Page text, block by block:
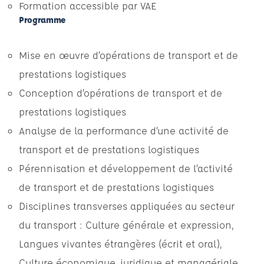
Formation accessible par VAE
Programme
Mise en œuvre d’opérations de transport et de
prestations logistiques
Conception d’opérations de transport et de
prestations logistiques
Analyse de la performance d’une activité de
transport et de prestations logistiques
Pérennisation et développement de l’activité
de transport et de prestations logistiques
Disciplines transverses appliquées au secteur
du transport : Culture générale et expression,
Langues vivantes étrangères (écrit et oral),